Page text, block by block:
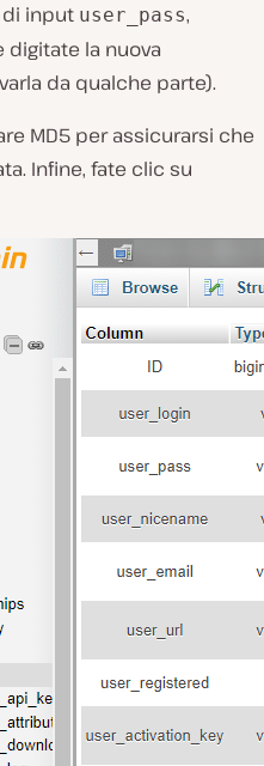
di input user_pass,
la nuova
da qualche parte).
MD5 per assicurarsi che
Infine, fate clic su